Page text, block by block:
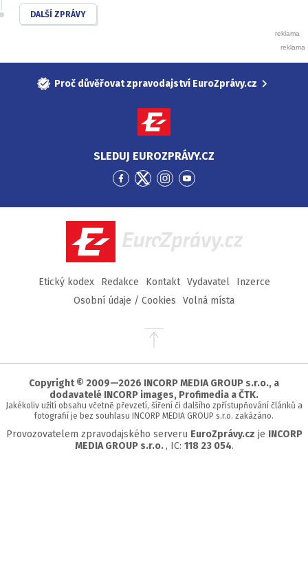
DALŠÍ ZPRÁVY
Proč důvěřovat zpravodajství EuroZprávy.cz
SLEDUJ EUROZPRÁVY.CZ
Přejít
Facebook
Přejít
Twitter
Přejít
Instagram
Přejít
YouTube
EuroZprávy.cz
Etický kodex Redakce Kontakt Vydavatel
Inzerce
Osobní údaje / Cookies
Volná místa
Přejít
stránky
Copyright © 2009—2026 INCORP MEDIA GROUP s.r.o., a
dodavatelé INCORP images, Profimedia a ČTK.
Jakékoliv užití obsahu včetně převzetí, šíření či dalšího zpřístupňování článků a
fotografií je bez souhlasu INCORP MEDIA GROUP s.r.o. zakázáno.
Provozovatelem zpravodajského serveru EuroZprávy.cz je INCORP
MEDIA GROUP s.r.o. , IC: 118 23 054.